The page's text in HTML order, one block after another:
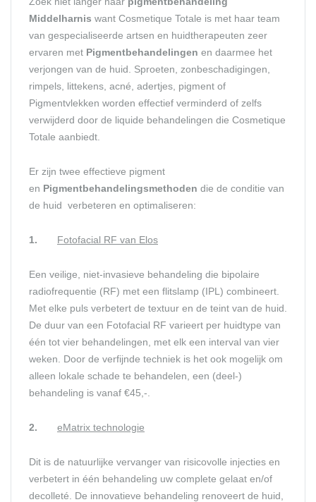
Middelharnis want Cosmetique Totale is met haar team
van gespecialiseerde artsen en huidtherapeuten zeer
ervaren met Pigmentbehandelingen en daarmee het
verjongen van de huid. Sproeten, zonbeschadigingen,
rimpels, littekens, acné, adertjes, pigment of
Pigmentvlekken worden effectief verminderd of zelfs
verwijderd door de liquide behandelingen die Cosmetique
Totale aanbiedt.
Er zijn twee effectieve pigment
en Pigmentbehandelingsmethoden die de conditie van
de huid verbeteren en optimaliseren:
1. Fotofacial RF van Elos
Een veilige, niet-invasieve behandeling die bipolaire
radiofrequentie (RF) met een flitslamp (IPL) combineert.
Met elke puls verbetert de textuur en de teint van de huid.
De duur van een Fotofacial RF varieert per huidtype van
één tot vier behandelingen, met elk een interval van vier
weken. Door de verfijnde techniek is het ook mogelijk om
alleen lokale schade te behandelen, een (deel-)
behandeling is vanaf €45,-.
2. eMatrix technologie
Dit is de natuurlijke vervanger van risicovolle injecties en
verbetert in één behandeling uw complete gelaat en/of
decolleté. De innovatieve behandeling renoveert de huid,